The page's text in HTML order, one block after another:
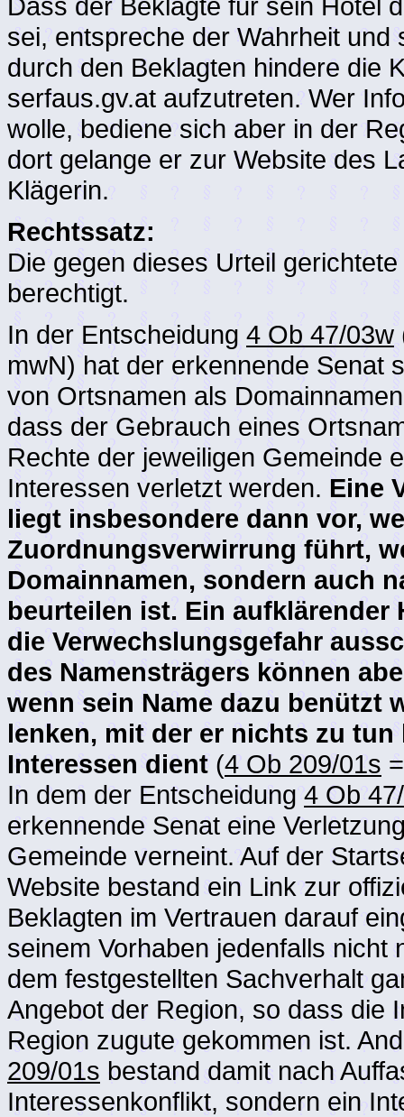
sei, entspreche der Wahrheit
durch den Beklagten hindere die
serfaus.gv.at aufzutreten. Wer
wolle, bediene sich aber in der
dort gelange er zur Website des
Klägerin.
Rechtssatz:
Die gegen dieses Urteil
berechtigt.
In der Entscheidung 4 Ob 47/03w
mwN) hat der erkennende Senat
von Ortsnamen als
dass der Gebrauch eines
Rechte der jeweiligen Gemeinde
Interessen verletzt werden. Eine
liegt insbesondere dann vor,
Zuordnungsverwirrung führt,
Domainnamen, sondern auch
beurteilen ist. Ein aufklärender
die Verwechslungsgefahr
des Namensträgers können
wenn sein Name dazu benützt
lenken, mit der er nichts zu
Interessen dient (4 Ob 209/01s
In dem der Entscheidung 4 Ob
erkennende Senat eine
Gemeinde verneint. Auf der
Website bestand ein Link zur
Beklagten im Vertrauen darauf
seinem Vorhaben jedenfalls
dem festgestellten Sachverhalt
Angebot der Region, so dass die
Region zugute gekommen ist.
209/01s bestand damit nach
Interessenkonflikt, sondern ein